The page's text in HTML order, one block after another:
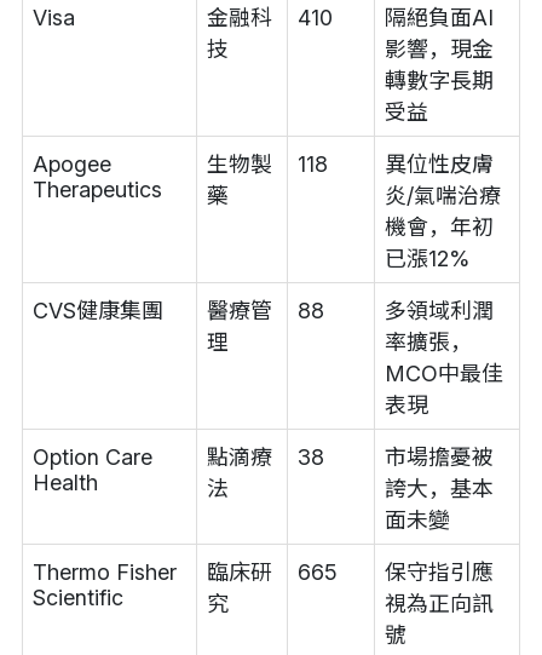
Visa
金融科
技
410
隔絕負面AI
影響，現金
轉數字長期
受益
Apogee
Therapeutics
生物製
藥
118
異位性皮膚
炎/氣喘治療
機會，年初
已漲12%
CVS健康集團
醫療管
理
88
多領域利潤
率擴張，
MCO中最佳
表現
Option Care
Health
點滴療
法
38
市場擔憂被
誇大，基本
面未變
Thermo Fisher
Scientific
臨床研
究
665
保守指引應
視為正向訊
號